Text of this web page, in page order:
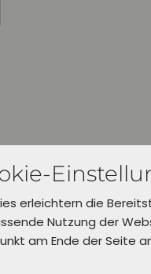
erleichtern die
Nutzung der
am Ende der Seite